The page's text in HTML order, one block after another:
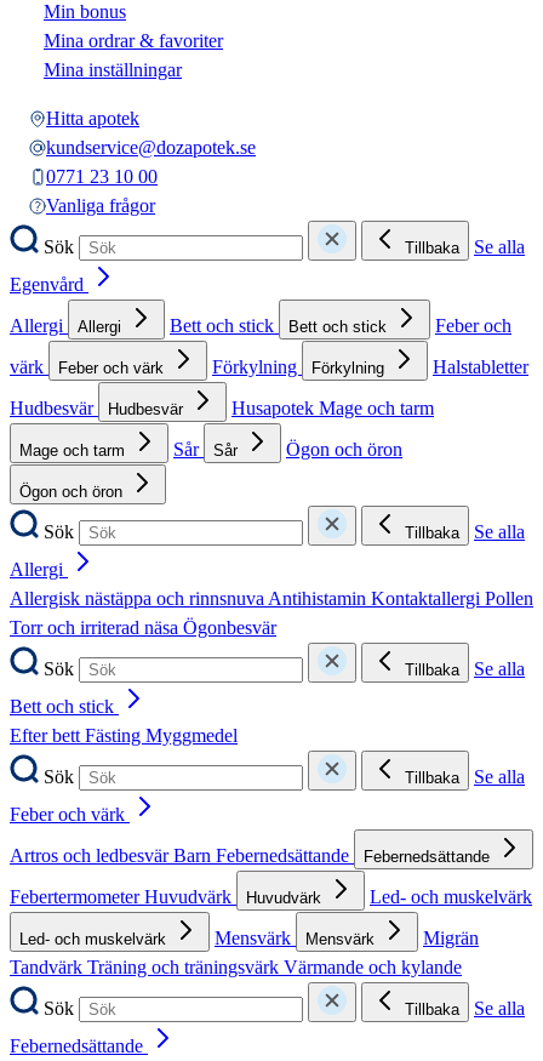
Min bonus
Mina ordrar & favoriter
Mina inställningar
Hitta apotek
kundservice@dozapotek.se
0771 23 10 00
Vanliga frågor
Sök
Tillbaka
Se alla
Egenvård
Allergi
Allergi Bett och stick Bett och stick
Feber och
värk
Feber och värk Förkylning Förkylning
Halstabletter
Hudbesvär
Hudbesvär Husapotek Mage och tarm
Mage och tarm Sår Sår Ögon och öron
Ögon och öron
Sök Tillbaka
Se alla
Allergi
Allergisk nästäppa och rinnsnuvaAntihistamin Kontaktallergi Pollen
Torr och irriterad näsa Ögonbesvär
Sök
Tillbaka
Se alla
Bett och stick
Efter bettFästing Myggmedel
Sök
Tillbaka
Se alla
Feber och värk
Artros och ledbesvärBarn Febernedsättande Febernedsättande
FebertermometerHuvudvärk Huvudvärk Led- och muskelvärk
Led- och muskelvärk Mensvärk Mensvärk
Migrän
Tandvärk Träning och träningsvärk Värmande och kylande
Sök
Tillbaka
Se alla
Febernedsättande